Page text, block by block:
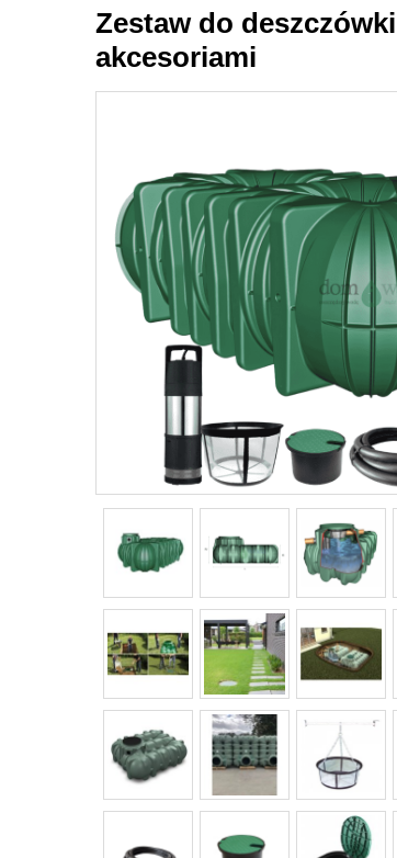
Zestaw do
akcesoriami